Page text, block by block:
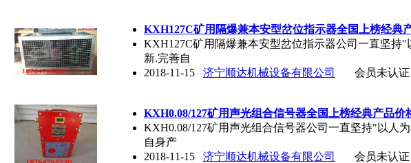
KXH127C矿用隔爆兼本安型岔位指示器全国上榜经典
KXH127C矿用隔爆兼本安型岔位指示器公司一直坚持
新.完善自
2018-11-15
济宁顺达机械设备有限公司 会员未认证
KXH0.08/127矿用声光组合信号器全国上榜经典产品价
KXH0.08/127矿用声光组合信号器公司一直坚持"以人
自身产
2018-11-15
济宁顺达机械设备有限公司 会员未认证